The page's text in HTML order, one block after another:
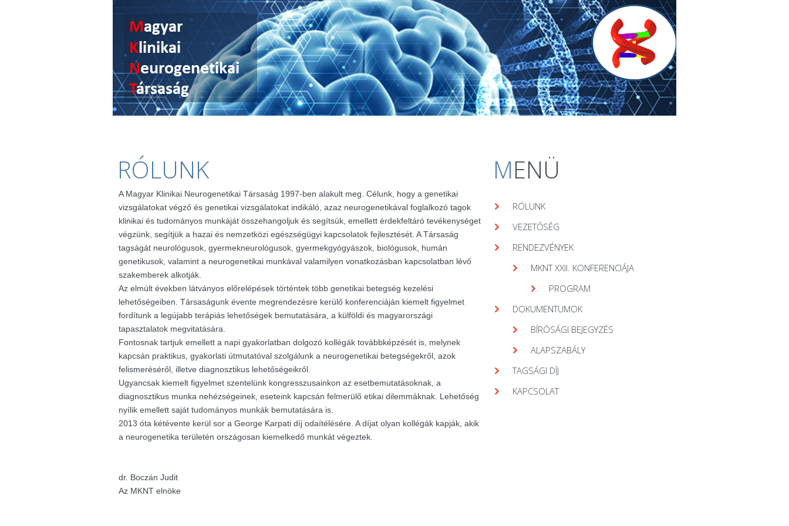
RÓLUNK
A Magyar Klinikai Neurogenetikai Társaság 1997-ben alakult meg. Célunk, hogy a genetikai
vizsgálatokat végző és genetikai vizsgálatokat indikáló, azaz neurogenetikával foglalkozó tagok
klinikai és tudományos munkáját összehangoljuk és segítsük, emellett érdekfeltáró tevékenységet
végzünk, segítjük a hazai és nemzetközi egészségügyi kapcsolatok fejlesztését. A Társaság
tagságát neurológusok, gyermekneurológusok, gyermekgyógyászok, biológusok, humán
genetikusok, valamint a neurogenetikai munkával valamilyen vonatkozásban kapcsolatban lévő
szakemberek alkotják.
Az elmúlt években látványos előrelépések történtek több genetikai betegség kezelési
lehetőségeiben. Társaságunk évente megrendezésre kerülő konferenciáján kiemelt figyelmet
fordítunk a legújabb terápiás lehetőségek bemutatására, a külföldi és magyarországi
tapasztalatok megvitatására.
Fontosnak tartjuk emellett a napi gyakorlatban dolgozó kollégák továbbképzését is, melynek
kapcsán praktikus, gyakorlati útmutatóval szolgálunk a neurogenetikai betegségekről, azok
felismeréséről, illetve diagnosztikus lehetőségeikről.
Ugyancsak kiemelt figyelmet szentelünk kongresszusainkon az esetbemutatásoknak, a
diagnosztikus munka nehézségeinek, eseteink kapcsán felmerülő etikai dilemmáknak. Lehetőség
nyílik emellett saját tudományos munkák bemutatására is.
2013 óta kétévente kerül sor a George Karpati díj odaítélésére. A díjat olyan kollégák kapják, akik
a neurogenetika területén országosan kiemelkedő munkát végeztek.
dr. Boczán Judit
Az MKNT elnöke
MENÜ
RÓLUNK
VEZETŐSÉG
RENDEZVÉNYEK
MKNT XXII. KONFERENCIÁJA
PROGRAM
DOKUMENTUMOK
BÍRÓSÁGI BEJEGYZÉS
ALAPSZABÁLY
TAGSÁGI DÍJ
KAPCSOLAT